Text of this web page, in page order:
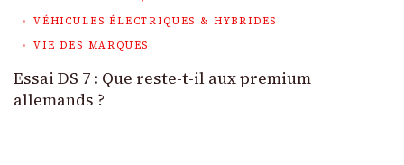
VÉHICULES ÉLECTRIQUES & HYBRIDES
VIE DES MARQUES
Essai DS 7 : Que reste-t-il aux premium
allemands ?